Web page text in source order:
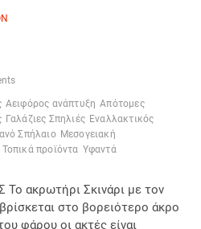
Αειφόρος ανάπτυξη Απότομες
Γαλάζιες Σπηλιές Εναλλακτικός
Σπήλαιο Μεσογειακή
Τοπικά προϊόντα Υφαντά
ακρωτήρι Σκινάρι με τον
στο βορειότερο άκρο
φάρου οι ακτές είναι